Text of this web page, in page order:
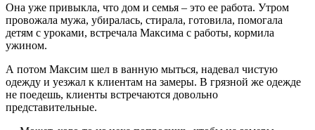
Она уже привыкла, что дом и семья – это ее работа. Утром
провожала мужа, убиралась, стирала, готовила, помогала
детям с уроками, встречала Максима с работы, кормила
ужином.
А потом Максим шел в ванную мыться, надевал чистую
одежду и уезжал к клиентам на замеры. В грязной же одежде
не поедешь, клиенты встречаются довольно
представительные.